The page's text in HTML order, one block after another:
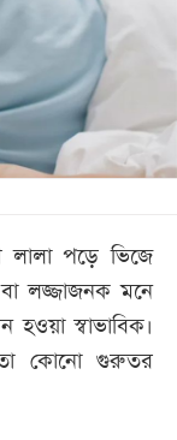
লালা পড়ে ভিজে
বা লজ্জাজনক মনে
স্বাভাবিক।
তা কোনো গুরুতর